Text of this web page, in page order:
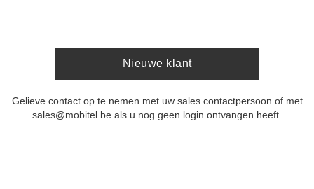
Nieuwe klant
Gelieve contact op te nemen met uw sales contactpersoon of met
sales@mobitel.be als u nog geen login ontvangen heeft.